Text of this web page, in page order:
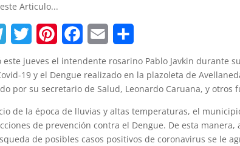
Articulo...
w
i
t
t
i
n
t
e
F
a
c
e
b
m
a
i
l
h
a
r
e
este jueves el intendente rosarino Pablo Javkin durante
19 y el Dengue realizado en la plazoleta de
por su secretario de Salud, Leonardo Caruana, y otros
de la época de lluvias y altas temperaturas, el
de prevención contra el Dengue. De esta
de posibles casos positivos de coronavirus se le